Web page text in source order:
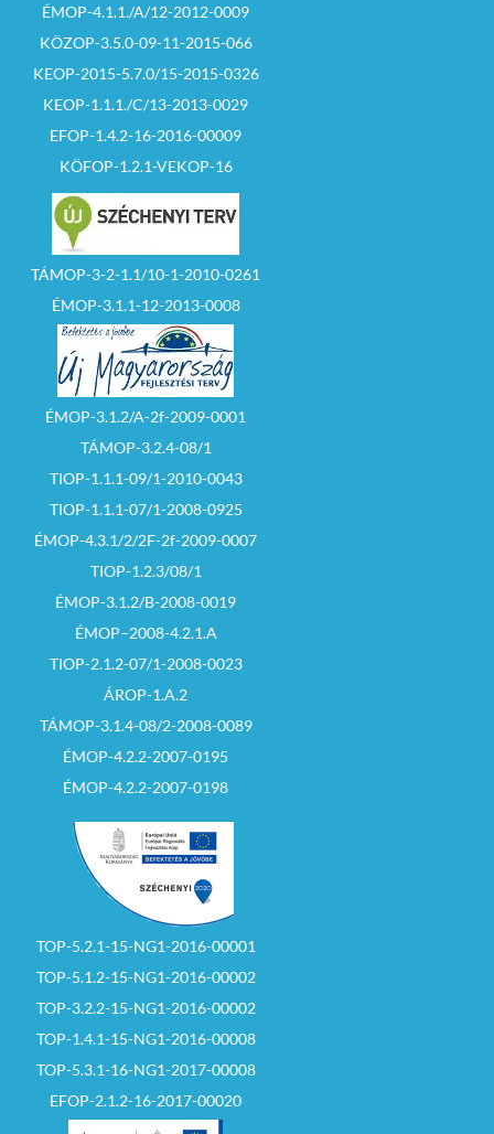
ÉMOP-4.1.1./A/12-2012-0009
KÖZOP-3.5.0-09-11-2015-066
KEOP-2015-5.7.0/15-2015-0326
KEOP-1.1.1./C/13-2013-0029
EFOP-1.4.2-16-2016-00009
KÖFOP-1.2.1-VEKOP-16
TÁMOP-3-2-1.1/10-1-2010-0261
ÉMOP-3.1.1-12-2013-0008
ÉMOP-3.1.2/A-2f-2009-0001
TÁMOP-3.2.4-08/1
TIOP-1.1.1-09/1-2010-0043
TIOP-1.1.1-07/1-2008-0925
ÉMOP-4.3.1/2/2F-2f-2009-0007
TIOP-1.2.3/08/1
ÉMOP-3.1.2/B-2008-0019
ÉMOP–2008-4.2.1.A
TIOP-2.1.2-07/1-2008-0023
ÁROP-1.A.2
TÁMOP-3.1.4-08/2-2008-0089
ÉMOP-4.2.2-2007-0195
ÉMOP-4.2.2-2007-0198
TOP-5.2.1-15-NG1-2016-00001
TOP-5.1.2-15-NG1-2016-00002
TOP-3.2.2-15-NG1-2016-00002
TOP-1.4.1-15-NG1-2016-00008
TOP-5.3.1-16-NG1-2017-00008
EFOP-2.1.2-16-2017-00020